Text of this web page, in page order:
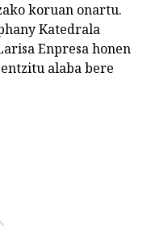
koruan onartu.
Katedrala
Enpresa honen
alaba bere